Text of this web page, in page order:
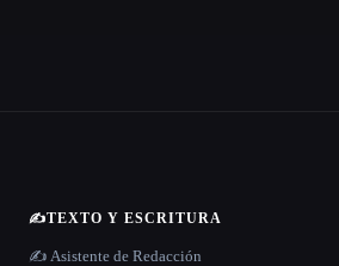
✍️TEXTO Y ESCRITURA
✍️ Asistente de Redacción